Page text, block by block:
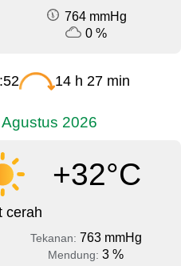
764 mmHg
0 %
14 h 27 min
2026
+32°C
cerah
Tekanan: 763 mmHg
Mendung: 3 %